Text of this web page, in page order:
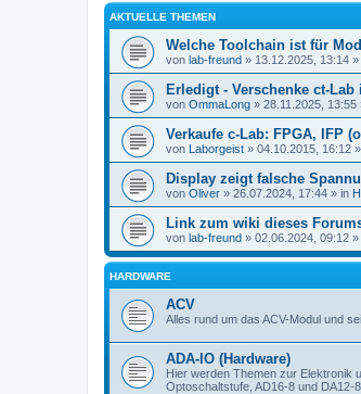
AKTUELLE THEMEN
Welche Toolchain ist für
von lab-freund » 13.12.2025, 13:14 »
Erledigt - Verschenke ct-
von OmmaLong » 28.11.2025, 13:55
Verkaufe c-Lab: FPGA, IFP
von Laborgeist » 04.10.2015, 16:12
Display zeigt falsche
von Oliver » 26.07.2024, 17:44 » in
Link zum wiki dieses
von lab-freund » 02.06.2024, 09:12 »
HARDWARE
ACV
Alles rund um das ACV-Modul und
ADA-IO (Hardware)
Hier werden Themen zur Elektronik
Optoschaltstufe, AD16-8 und DA12-